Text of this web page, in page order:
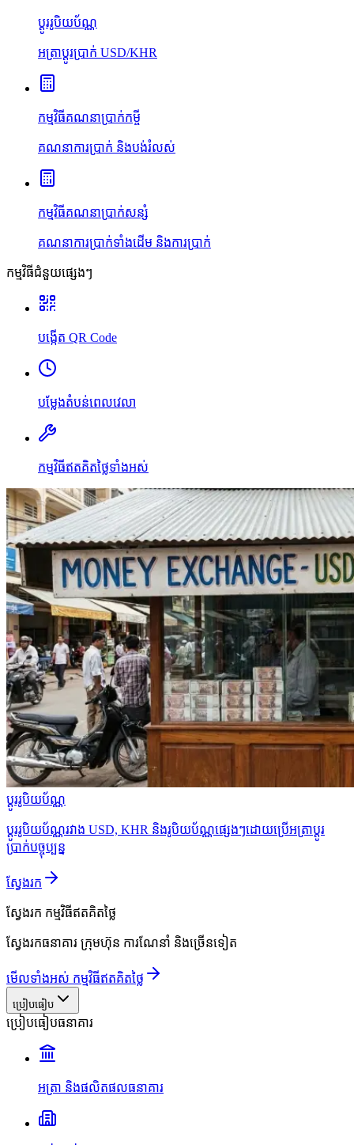
ប្ដូររូបិយប័ណ្ណ
អត្រាប្ដូរប្រាក់ USD/KHR
កម្មវិធីគណនាប្រាក់កម្ចី
គណនាការប្រាក់ និងបង់រំលស់
កម្មវិធីគណនាប្រាក់សន្សំ
គណនាការប្រាក់ទាំងដើម និងការប្រាក់
កម្មវិធីជំនួយផ្សេងៗ
បង្កើត QR Code
បម្លែងតំបន់ពេលវេលា
កម្មវិធីឥតគិតថ្លៃទាំងអស់
ប្ដូររូបិយប័ណ្ណ
ប្ដូររូបិយប័ណ្ណរវាង USD, KHR និងរូបិយប័ណ្ណផ្សេងៗដោយប្រើអត្រាប្ដូរ
ប្រាក់បច្ចុប្បន្ន
ស្វែងរក
ស្វែងរក កម្មវិធីឥតគិតថ្លៃ
ស្វែងរកធនាគារ ក្រុមហ៊ុន ការណែនាំ និងច្រើនទៀត
មើលទាំងអស់ កម្មវិធីឥតគិតថ្លៃ
ប្រៀបធៀប
ប្រៀបធៀបធនាគារ
អត្រា និងផលិតផលធនាគារ